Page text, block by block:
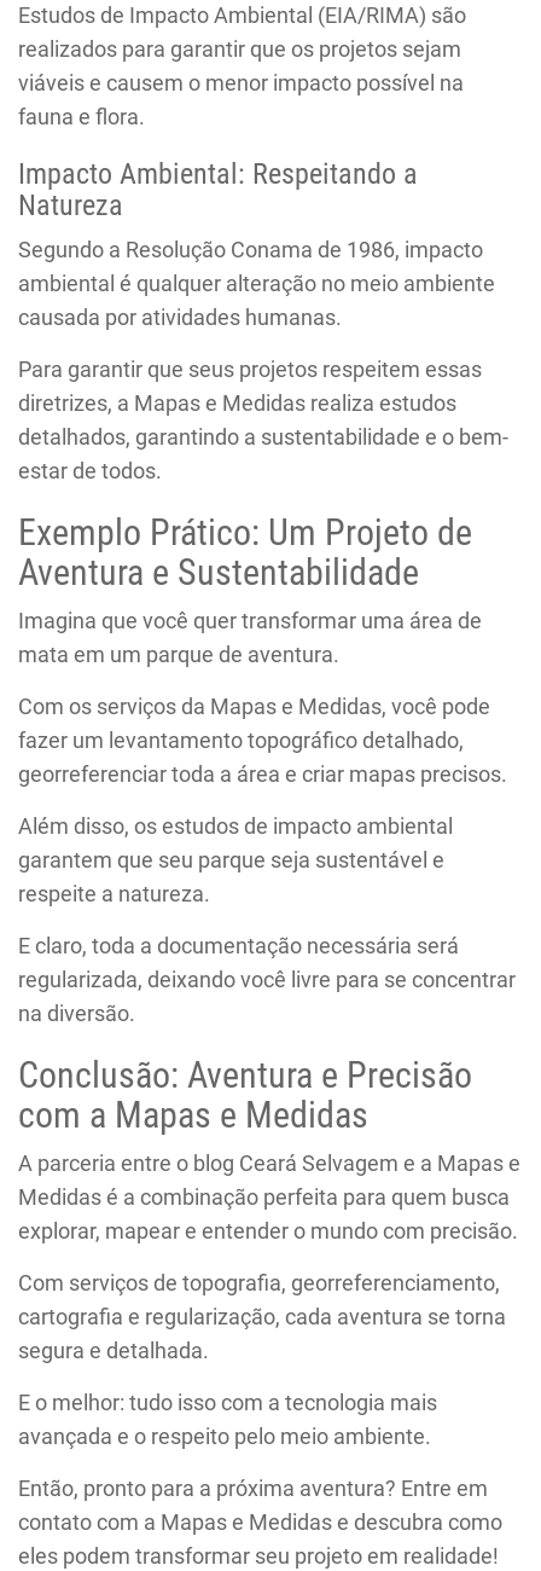
Estudos de Impacto Ambiental (EIA/RIMA) são
realizados para garantir que os projetos sejam
viáveis e causem o menor impacto possível na
fauna e flora.
Impacto Ambiental: Respeitando a
Natureza
Segundo a Resolução Conama de 1986, impacto
ambiental é qualquer alteração no meio ambiente
causada por atividades humanas.
Para garantir que seus projetos respeitem essas
diretrizes, a Mapas e Medidas realiza estudos
detalhados, garantindo a sustentabilidade e o bem-
estar de todos.
Exemplo Prático: Um Projeto de
Aventura e Sustentabilidade
Imagina que você quer transformar uma área de
mata em um parque de aventura.
Com os serviços da Mapas e Medidas, você pode
fazer um levantamento topográfico detalhado,
georreferenciar toda a área e criar mapas precisos.
Além disso, os estudos de impacto ambiental
garantem que seu parque seja sustentável e
respeite a natureza.
E claro, toda a documentação necessária será
regularizada, deixando você livre para se concentrar
na diversão.
Conclusão: Aventura e Precisão
com a Mapas e Medidas
A parceria entre o blog Ceará Selvagem e a Mapas e
Medidas é a combinação perfeita para quem busca
explorar, mapear e entender o mundo com precisão.
Com serviços de topografia, georreferenciamento,
cartografia e regularização, cada aventura se torna
segura e detalhada.
E o melhor: tudo isso com a tecnologia mais
avançada e o respeito pelo meio ambiente.
Então, pronto para a próxima aventura? Entre em
contato com a Mapas e Medidas e descubra como
eles podem transformar seu projeto em realidade!